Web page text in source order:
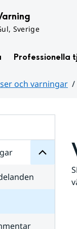
Sverige
Professionella
och varningar
för
varningar